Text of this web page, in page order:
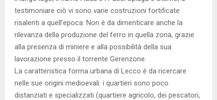
testimoniare ciò vi sono varie costruzioni fortificate
risalenti a quell’epoca. Non è da dimenticare anche la
rilevanza della produzione del ferro in quella zona, grazie
alla presenza di miniere e alla possibilità della sua
lavorazione presso il torrente Gerenzone.
La caratteristica forma urbana di Lecco è da ricercare
nelle sue origini medioevali: i quartieri sono poco
distanziati e specializzati (quartiere agricolo, dei pescatori,